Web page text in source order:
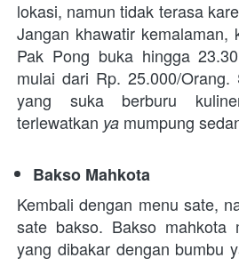
lokasi, namun tidak terasa
Jangan khawatir kemalaman,
Pak Pong buka hingga
mulai dari Rp. 25.000/Orang.
yang suka berburu
terlewatkan ya mumpung
Bakso Mahkota
Kembali dengan menu sate,
sate bakso. Bakso mahkota
yang dibakar dengan bumbu